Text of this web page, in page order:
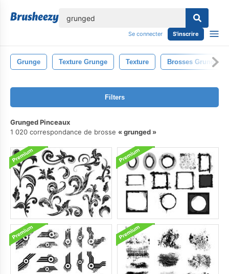
Se connecter S'inscrire
Grunge Texture Grunge Texture Brosses Grunge
Filters
Grunged Pinceaux
1 020 correspondance de brosse
grunged